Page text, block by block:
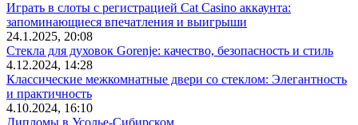
Играть в слоты с регистрацией Cat Casino аккаунта:
запоминающиеся впечатления и выигрыши
24.1.2025, 20:08
Стекла для духовок Gorenje: качество, безопасность и стиль
4.12.2024, 14:28
Классические межкомнатные двери со стеклом: Элегантность
и практичность
4.10.2024, 16:10